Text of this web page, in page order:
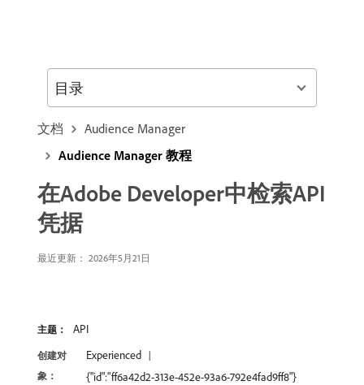
文档
Audience Manager
Audience Manager 教程
在Adobe Developer中检索API
凭据
最近更新： 2026年5月21日
主题： API
创建对
象：
Experienced
{"id":"ff6a42d2-313e-452e-93a6-792e4fad9ff8"}
目录